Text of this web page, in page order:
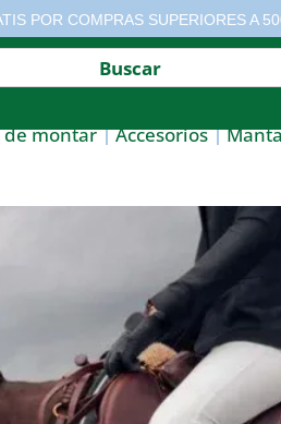
POR COMPRAS SUPERIORES A
de montar Accesorios